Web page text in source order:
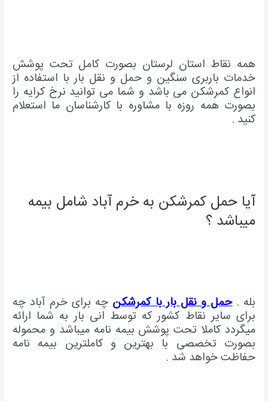
همه نقاط استان لرستان بصورت کامل تحت پوشش
خدمات باربری سنگین و حمل و نقل بار با استفاده از
انواع کمرشکن می باشد و شما می توانید نرخ کرایه را
بصورت همه روزه با مشاوره با کارشناسان ما استعلام
کنید .
آیا حمل کمرشکن به خرم آباد شامل بیمه
میباشد ؟
بله .حمل و نقل بار با کمرشکن چه برای خرم آباد چه
برای سایر نقاط کشور که توسط انی بار به شما ارائه
میگردد کاملا تحت پوشش بیمه نامه میباشد و محموله
بصورت تخصصی با بهترین و کاملترین بیمه نامه
حفاظت خواهد شد .